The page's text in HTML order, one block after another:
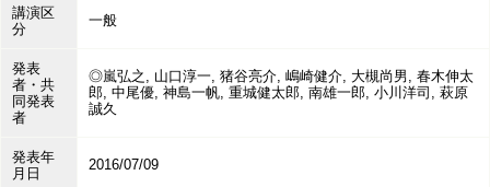
講演区
分
一般
発表
者・共
同発表
者
◎嵐弘之, 山口淳一, 猪谷亮介, 嶋崎健介, 大槻尚男, 春木伸太
郎, 中尾優, 神島一帆, 重城健太郎, 南雄一郎, 小川洋司, 萩原
誠久
発表年
月日
2016/07/09